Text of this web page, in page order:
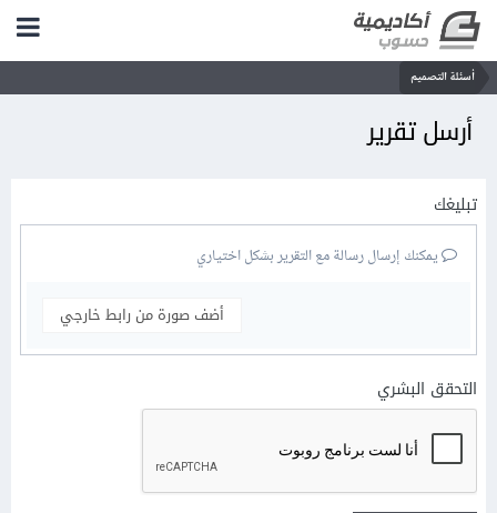
أسئلة التصميم
أرسل تقرير
تبليغك
يمكنك إرسال رسالة مع التقرير بشكل اختياري
أضف صورة من رابط خارجي
التحقق البشري